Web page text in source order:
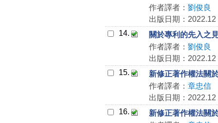
作者譯者： 劉俊良
出版日期：2022.12
14.
關於專利的先入之
作者譯者： 劉俊良
出版日期：2022.12
15.
新修正著作權法關
作者譯者： 章忠信
出版日期：2022.12
16.
新修正著作權法關